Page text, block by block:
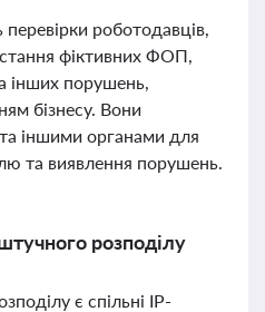
роботодавців,
фіктивних ФОП,
інших порушень,
бізнесу. Вони
іншими органами для
та виявлення порушень.
розподілу
є спільні IP-